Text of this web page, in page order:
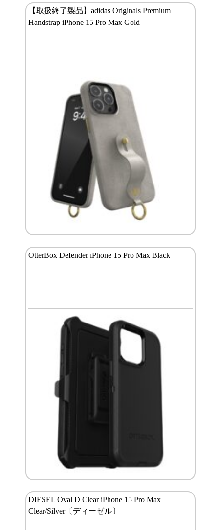
【取扱終了製品】adidas Originals Premium
Handstrap iPhone 15 Pro Max Gold
OtterBox Defender iPhone 15 Pro Max Black
DIESEL Oval D Clear iPhone 15 Pro Max
Clear/Silver〔ディーゼル〕